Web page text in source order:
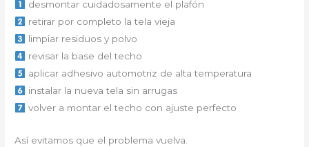
desmontar cuidadosamente el plafón
retirar por completo la tela vieja
limpiar residuos y polvo
revisar la base del techo
aplicar adhesivo automotriz de alta temperatura
instalar la nueva tela sin arrugas
volver a montar el techo con ajuste perfecto
Así evitamos que el problema vuelva.